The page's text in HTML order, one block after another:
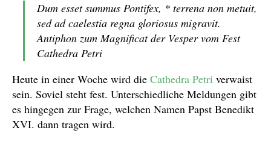
Dum esset summus Pontifex, * terrena non metuit,
sed ad caelestia regna gloriosus migravit.
Antiphon zum Magnificat der Vesper vom Fest
Cathedra Petri
Heute in einer Woche wird die Cathedra Petri verwaist
sein. Soviel steht fest. Unterschiedliche Meldungen gibt
es hingegen zur Frage, welchen Namen Papst Benedikt
XVI. dann tragen wird.